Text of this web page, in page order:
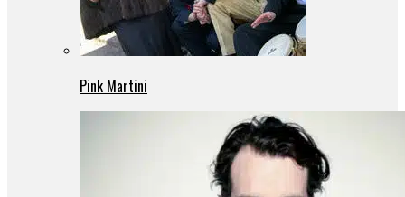
Pink Martini